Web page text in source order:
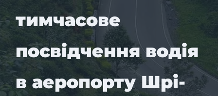
тимчасове
посвідчення водія
в аеропорту Шрі-